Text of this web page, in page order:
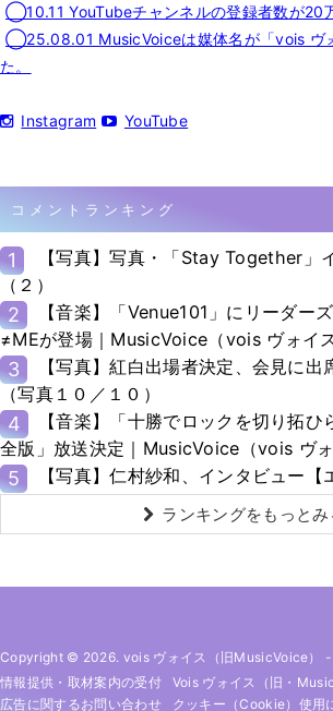
◯10.11 YouTubeチャンネルの登録者数が20
◯25.08.01 MusicVoiceは媒体名が「vois ヴ
た。
Instagram YouTube
コメントランキング
1
【写真】写真・「Stay Together」
（２）
2
【音楽】「Venue101」にリーダー
≠MEが登場｜MusicVoice（vois ヴォイス
3
【写真】紅白出場者決定、会見に出
（写真１０／１０）
4
【音楽】「十勝でロックを切り拓
全版」放送決定｜MusicVoice（vois ヴォ
5 【写真】仁村紗和、インタビュー【
ランキングをもっとみ
Copyright © 2026. vois ヴォイス（旧MusicVoice） -
情報提供・取材案内の受付
Vois ヴォイス（旧・
広告に関するお問い合わせ
クッキー（cookie）使用